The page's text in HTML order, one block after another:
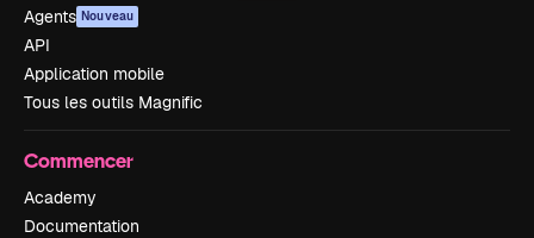
Agents Nouveau
API
Application mobile
Tous les outils Magnific
Commencer
Academy
Documentation